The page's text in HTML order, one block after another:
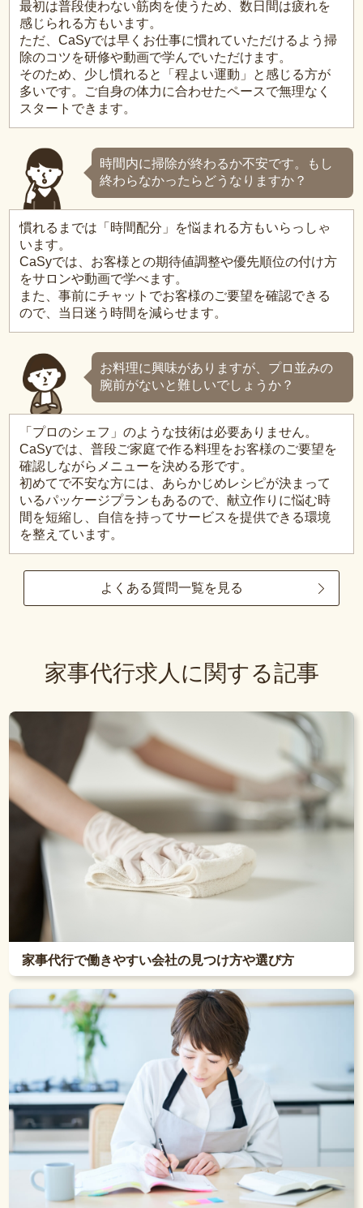
最初は普段使わない筋肉を使うため、数日間は疲れを
感じられる方もいます。
ただ、CaSyでは早くお仕事に慣れていただけるよう掃
除のコツを研修や動画で学んでいただけます。
そのため、少し慣れると「程よい運動」と感じる方が
多いです。ご自身の体力に合わせたペースで無理なく
スタートできます。
時間内に掃除が終わるか不安です。もし
終わらなかったらどうなりますか？
慣れるまでは「時間配分」を悩まれる方もいらっしゃ
います。
CaSyでは、お客様との期待値調整や優先順位の付け方
をサロンや動画で学べます。
また、事前にチャットでお客様のご要望を確認できる
ので、当日迷う時間を減らせます。
お料理に興味がありますが、プロ並みの
腕前がないと難しいでしょうか？
「プロのシェフ」のような技術は必要ありません。
CaSyでは、普段ご家庭で作る料理をお客様のご要望を
確認しながらメニューを決める形です。
初めてで不安な方には、あらかじめレシピが決まって
いるパッケージプランもあるので、献立作りに悩む時
間を短縮し、自信を持ってサービスを提供できる環境
を整えています。
よくある質問一覧を見る
家事代行求人に関する記事
家事代行で働きやすい会社の見つけ方や選び方